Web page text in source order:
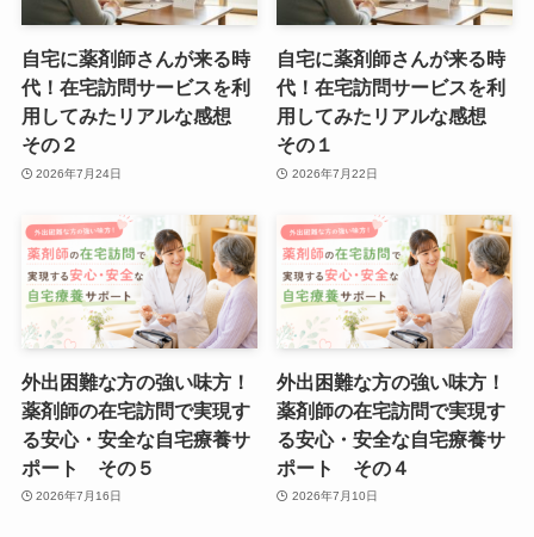
自宅に薬剤師さんが来る時
代！在宅訪問サービスを利
用してみたリアルな感想
その２
2026年7月24日
自宅に薬剤師さんが来る時
代！在宅訪問サービスを利
用してみたリアルな感想
その１
2026年7月22日
外出困難な方の強い味方！
薬剤師の在宅訪問で実現す
る安心・安全な自宅療養サ
ポート その５
2026年7月16日
外出困難な方の強い味方！
薬剤師の在宅訪問で実現す
る安心・安全な自宅療養サ
ポート その４
2026年7月10日